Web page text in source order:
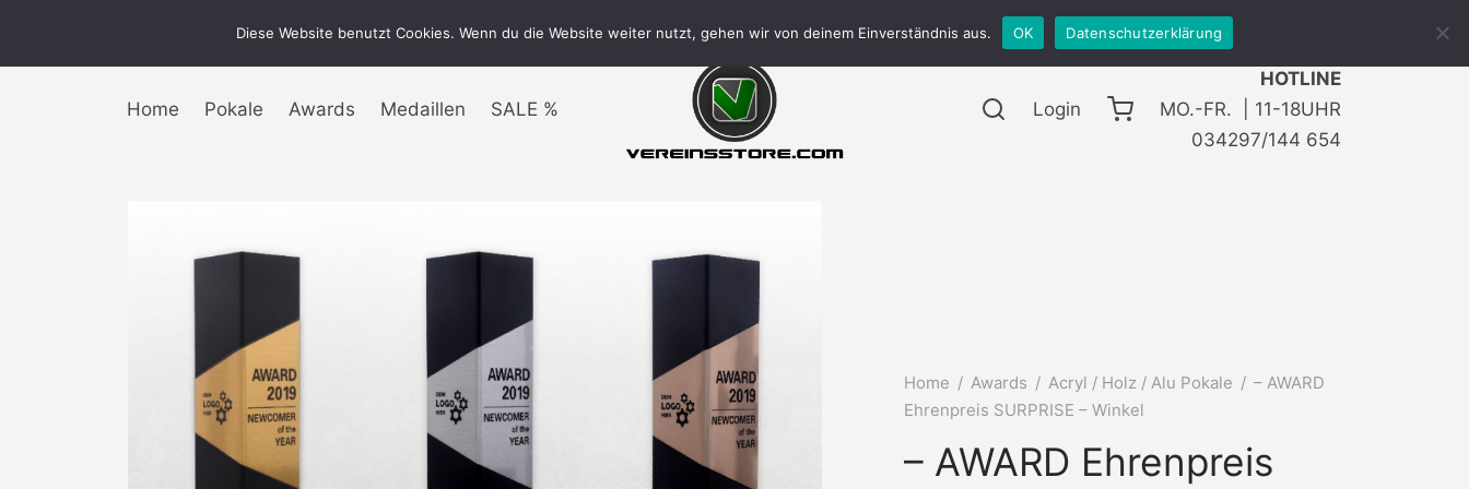
VERSAND FREI AB 150€
Home Pokale Awards Medaillen SALE % Login
HOTLINE
MO.-FR. | 11-18UHR
034297/144 654
Home / Awards / Acryl / Holz / Alu Pokale / – AWARD
Ehrenpreis SURPRISE – Winkel
– AWARD Ehrenpreis
Diese Website benutzt Cookies. Wenn du die Website weiter nutzt, gehen wir von deinem Einverständnis aus. OK Datenschutzerklärung